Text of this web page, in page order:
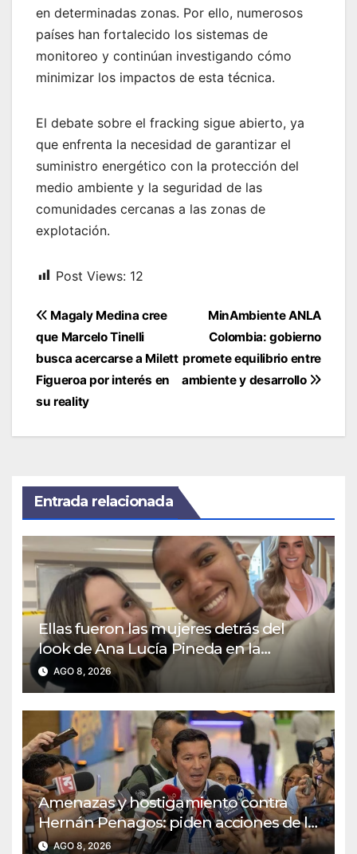
en determinadas zonas. Por ello, numerosos
países han fortalecido los sistemas de
monitoreo y continúan investigando cómo
minimizar los impactos de esta técnica.
El debate sobre el fracking sigue abierto, ya
que enfrenta la necesidad de garantizar el
suministro energético con la protección del
medio ambiente y la seguridad de las
comunidades cercanas a las zonas de
explotación.
Post Views: 12
Navegación
de
entradas
MinAmbiente ANLA
Colombia: gobierno
promete equilibrio entre
ambiente y desarrollo
Magaly Medina cree
que Marcelo Tinelli
busca acercarse a Milett
Figueroa por interés en
su reality
Entrada relacionada
Ellas fueron las mujeres detrás del
look de Ana Lucía Pineda en la
posesión presidencial
AGO 8, 2026
Amenazas y hostigamiento contra
Hernán Penagos: piden acciones de la
Fiscalía y la UNP
AGO 8, 2026